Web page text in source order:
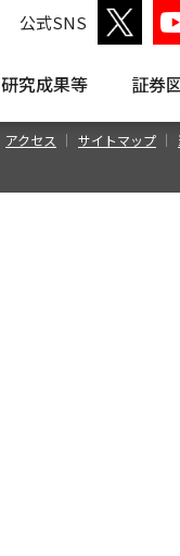
公式SNS
研究成果等 証券
アクセス サイトマップ